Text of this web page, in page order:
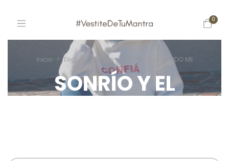
0
Inicio > Elegí por Mantra >
SONRÍO Y EL MUNDO ME
SONRÍE
SONRÍO Y EL
MUNDO ME